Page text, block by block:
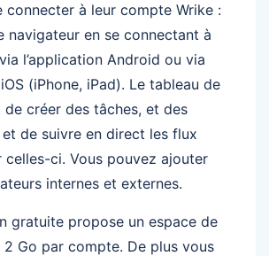
connecter à leur compte Wrike :
navigateur en se connectant à
l’application Android ou via
(iPhone, iPad). Le tableau de
créer des tâches, et des
de suivre en direct les flux
celles-ci. Vous pouvez ajouter
internes et externes.
gratuite propose un espace de
Go par compte. De plus vous